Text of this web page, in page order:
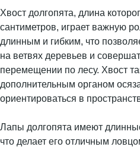
Хвост долгопята, длина
сантиметров, играет важную
длинным и гибким, что
на ветвях деревьев и
перемещении по лесу. Хвост
дополнительным органом
ориентироваться в
Лапы долгопята имеют
что делает его отличным